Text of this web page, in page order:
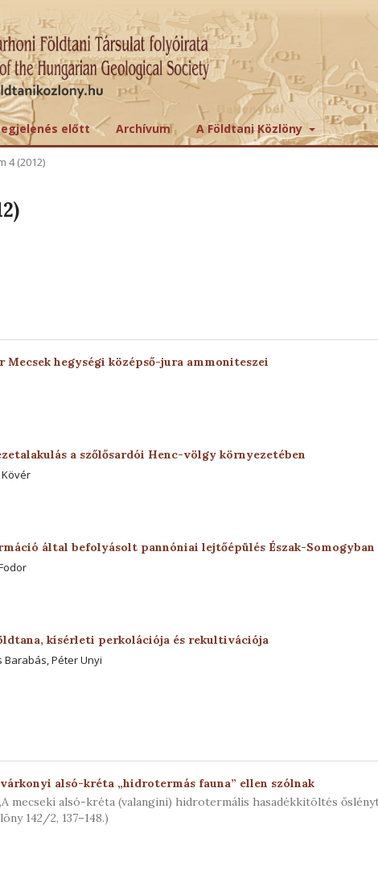
előtt Archívum A Földtani Közlöny
4 (2012)
Mecsek hegységi középső-jura ammoniteszei
a szőlősardói Henc-völgy környezetében
által befolyásolt pannóniai lejtőépülés Észak-Somogyban
kísérleti perkolációja és rekultivációja
Barabás, Péter Unyi
alsó-kréta „hidrotermás fauna” ellen szólnak
mecseki alsó-kréta (valangini) hidrotermális hasadékkitöltés
142/2, 137–148.)